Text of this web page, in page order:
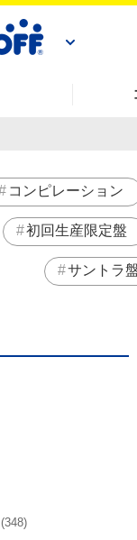
コンピレーション
初回生産限定盤
サントラ
(348)